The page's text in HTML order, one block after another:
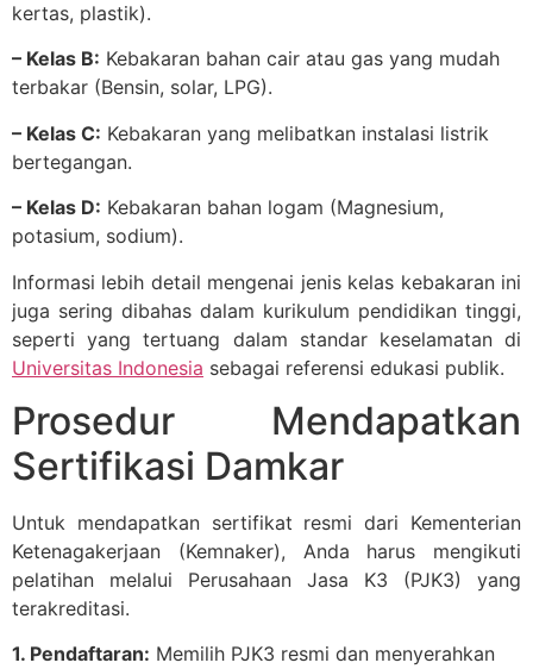
kertas, plastik).
– Kelas B: Kebakaran bahan cair atau gas yang mudah
terbakar (Bensin, solar, LPG).
– Kelas C: Kebakaran yang melibatkan instalasi listrik
bertegangan.
– Kelas D: Kebakaran bahan logam (Magnesium,
potasium, sodium).
Informasi lebih detail mengenai jenis kelas kebakaran ini
juga sering dibahas dalam kurikulum pendidikan tinggi,
seperti yang tertuang dalam standar keselamatan di
Universitas Indonesia sebagai referensi edukasi publik.
Prosedur Mendapatkan
Sertifikasi Damkar
Untuk mendapatkan sertifikat resmi dari Kementerian
Ketenagakerjaan (Kemnaker), Anda harus mengikuti
pelatihan melalui Perusahaan Jasa K3 (PJK3) yang
terakreditasi.
1. Pendaftaran: Memilih PJK3 resmi dan menyerahkan